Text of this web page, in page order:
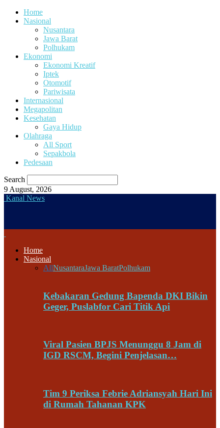
Home
Nasional
Nusantara
Jawa Barat
Polhukam
Ekonomi
Ekonomi Kreatif
Iptek
Otomotif
Pariwisata
Internasional
Megapolitan
Kesehatan
Gaya Hidup
Olahraga
All Sport
Sepakbola
Pedesaan
Search
9 August, 2026
Kanal News
Home
Nasional
AllNusantaraJawa BaratPolhukam
Kebakaran Gedung Bapenda DKI Bikin
Geger, Puslabfor Cari Titik Api
Viral Pasien BPJS Menunggu 8 Jam di
IGD RSCM, Begini Penjelasan…
Tim 9 Periksa Febrie Adriansyah Hari Ini
di Rumah Tahanan KPK